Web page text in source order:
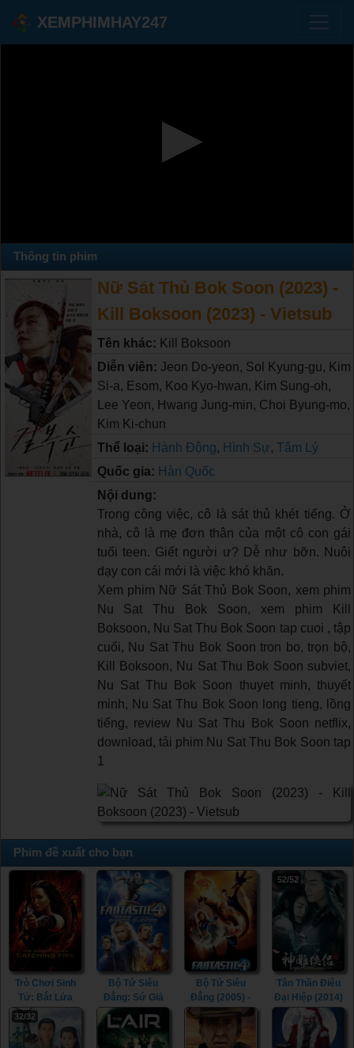
XEMPHIMHAY247
Thông tin phim
Nữ Sát Thủ Bok Soon (2023) -
Kill Boksoon (2023) - Vietsub
Tên khác: Kill Boksoon
Diễn viên: Jeon Do-yeon, Sol Kyung-gu, Kim
Si-a, Esom, Koo Kyo-hwan, Kim Sung-oh,
Lee Yeon, Hwang Jung-min, Choi Byung-mo,
Kim Ki-chun
Thể loại: Hành Động, Hình Sự, Tâm Lý
Quốc gia: Hàn Quốc
Nội dung:
Trong công việc, cô là sát thủ khét tiếng. Ở
nhà, cô là mẹ đơn thân của một cô con gái
tuổi teen. Giết người ư? Dễ như bỡn. Nuôi
dạy con cái mới là việc khó khăn.
Xem phim Nữ Sát Thủ Bok Soon, xem phim
Nu Sat Thu Bok Soon, xem phim Kill
Boksoon, Nu Sat Thu Bok Soon tap cuoi , tập
cuối, Nu Sat Thu Bok Soon tron bo, trọn bộ,
Kill Boksoon, Nu Sat Thu Bok Soon subviet,
Nu Sat Thu Bok Soon thuyet minh, thuyết
minh, Nu Sat Thu Bok Soon long tieng, lồng
tiếng, review Nu Sat Thu Bok Soon netflix,
download, tải phim Nu Sat Thu Bok Soon tap
1
Phim đề xuất cho bạn
Trò Chơi Sinh
Tử: Bắt Lửa
(2013) - The
Hunger Games:
Catching Fire
Bộ Tứ Siêu
Đẳng: Sứ Giả
Bạc (2007) -
Fantastic Four:
Rise of the
Bộ Tứ Siêu
Đẳng (2005) -
Fantastic Four
(2005)
52/52
Tân Thần Điêu
Đại Hiệp (2014)
- The Romance
of the Condor
Heroes (2014)
32/32